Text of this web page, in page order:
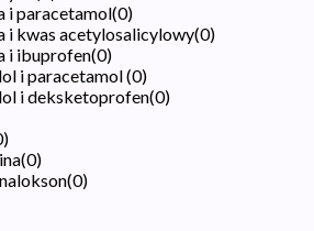
i paracetamol(0)
i kwas acetylosalicylowy(0)
i ibuprofen(0)
i paracetamol(0)
i deksketoprofen(0)
)
(0)
(0)